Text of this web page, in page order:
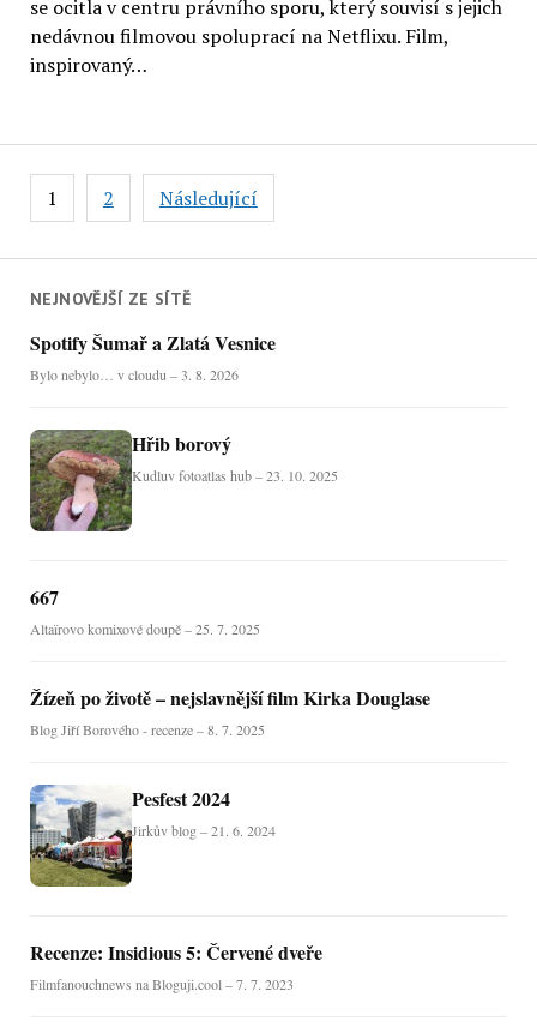
NEJNOVĚJŠÍ ZE SÍTĚ
Spotify Šumař a Zlatá Vesnice
Bylo nebylo… v cloudu – 3. 8. 2026
Hřib borový
Kudluv fotoatlas hub – 23. 10. 2025
667
Altaïrovo komixové doupě – 25. 7. 2025
Žízeň po životě – nejslavnější film Kirka Douglase
Blog Jiří Borového - recenze – 8. 7. 2025
Pesfest 2024
Jirkův blog – 21. 6. 2024
Recenze: Insidious 5: Červené dveře
Filmfanouchnews na Bloguji.cool – 7. 7. 2023
se ocitla v centru právního sporu, který souvisí s jejich
nedávnou filmovou spoluprací na Netflixu. Film,
inspirovaný…
Stránkování
příspěvků
1 2 Následující